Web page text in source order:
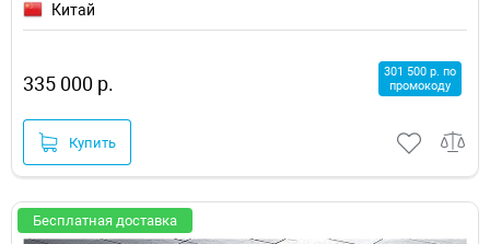
Китай
335 000 р.
301 500 р. по
промокоду
Купить
Бесплатная доставка